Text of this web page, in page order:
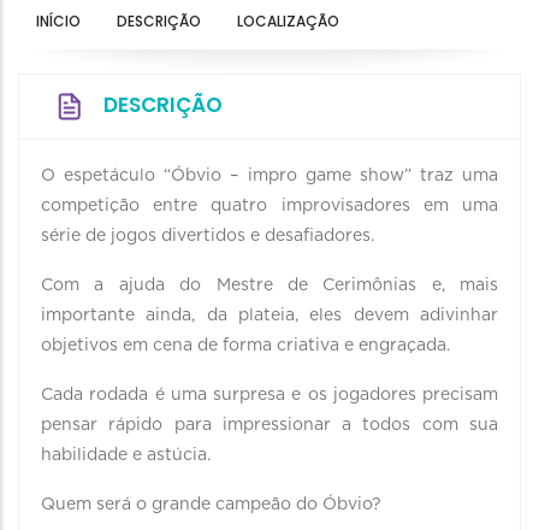
INÍCIO DESCRIÇÃO LOCALIZAÇÃO
DESCRIÇÃO
O espetáculo “Óbvio – impro game show” traz uma
competição entre quatro improvisadores em uma
série de jogos divertidos e desafiadores.
Com a ajuda do Mestre de Cerimônias e, mais
importante ainda, da plateia, eles devem adivinhar
objetivos em cena de forma criativa e engraçada.
Cada rodada é uma surpresa e os jogadores precisam
pensar rápido para impressionar a todos com sua
habilidade e astúcia.
Quem será o grande campeão do Óbvio?